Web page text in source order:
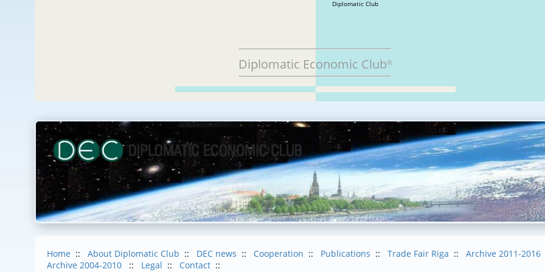
Diplomatic Club
Diplomatic Economic Club®
Home :: About Diplomatic Club :: DEC news :: Cooperation :: Publications :: Trade Fair Riga :: Archive 2011-2016
Archive 2004-2010
:: Legal :: Contact ::